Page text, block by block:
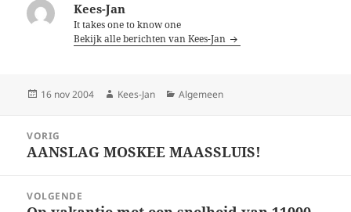
Kees-Jan
It takes one to know one
Bekijk alle berichten van Kees-Jan
Geplaatst
16 nov 2004 Auteur
Kees-Jan Categorieën
Algemeen
navigatie
VORIG
Vorig
AANSLAG MOSKEE MAASSLUIS!
VOLGENDE